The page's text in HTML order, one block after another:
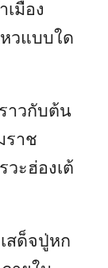
เมือง
วแบบใด
าวกับต้น
ราช
ะฮ่องเต้
สด็จปู่หก